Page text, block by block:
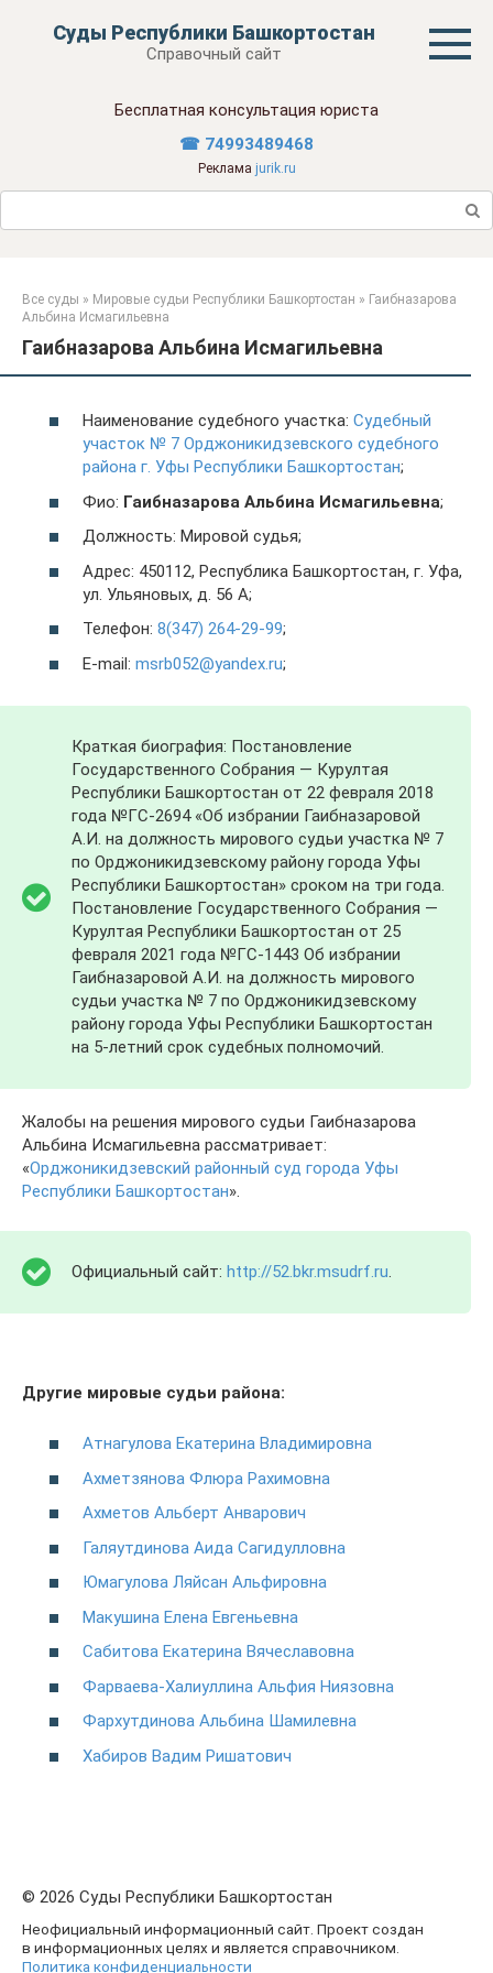
Суды Республики Башкортостан
Справочный сайт
Бесплатная консультация юриста
☎ 74993489468
Реклама jurik.ru
Поиск:
Все суды » Мировые судьи Республики Башкортостан » Гаибназарова
Альбина Исмагильевна
Гаибназарова Альбина Исмагильевна
Наименование судебного участка: Судебный
участок № 7 Орджоникидзевского судебного
района г. Уфы Республики Башкортостан;
Фио: Гаибназарова Альбина Исмагильевна;
Должность: Мировой судья;
Адрес: 450112, Республика Башкортостан, г. Уфа,
ул. Ульяновых, д. 56 А;
Телефон: 8(347) 264-29-99;
E-mail: msrb052@yandex.ru;
Краткая биография: Постановление
Государственного Собрания — Курултая
Республики Башкортостан от 22 февраля 2018
года №ГС-2694 «Об избрании Гаибназаровой
А.И. на должность мирового судьи участка № 7
по Орджоникидзевскому району города Уфы
Республики Башкортостан» сроком на три года.
Постановление Государственного Собрания —
Курултая Республики Башкортостан от 25
февраля 2021 года №ГС-1443 Об избрании
Гаибназаровой А.И. на должность мирового
судьи участка № 7 по Орджоникидзевскому
району города Уфы Республики Башкортостан
на 5-летний срок судебных полномочий.
Жалобы на решения мирового судьи Гаибназарова
Альбина Исмагильевна рассматривает:
«Орджоникидзевский районный суд города Уфы
Республики Башкортостан».
Официальный сайт: http://52.bkr.msudrf.ru
Другие мировые судьи района:
Атнагулова Екатерина Владимировна
Ахметзянова Флюра Рахимовна
Ахметов Альберт Анварович
Галяутдинова Аида Сагидулловна
Юмагулова Ляйсан Альфировна
Макушина Елена Евгеньевна
Сабитова Екатерина Вячеславовна
Фарваева-Халиуллина Альфия Ниязовна
Фархутдинова Альбина Шамилевна
Хабиров Вадим Ришатович
© 2026 Суды Республики Башкортостан
Неофициальный информационный сайт. Проект создан
в информационных целях и является справочником.
Политика конфиденциальности